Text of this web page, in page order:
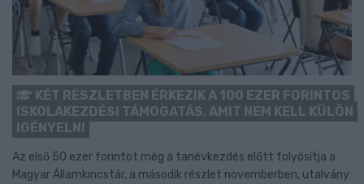
KÉT RÉSZLETBEN ÉRKEZIK A 100 EZER FORINTOS
ISKOLAKEZDÉSI TÁMOGATÁS, AMIT NEM KELL KÜLÖN
IGÉNYELNI
Az első 50 ezer forintot még a tanévkezdés előtt folyósítja a
Magyar Államkincstár, a második részlet novemberben, utalvány